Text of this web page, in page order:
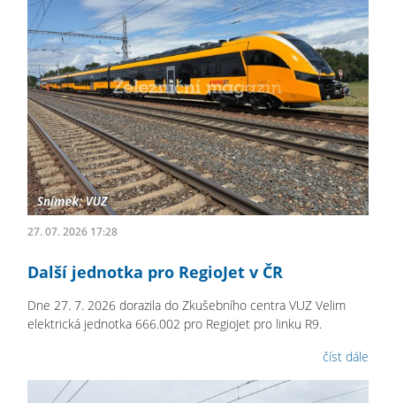
27. 07. 2026 17:28
Další jednotka pro RegioJet v ČR
Dne 27. 7. 2026 dorazila do Zkušebního centra VUZ Velim
elektrická jednotka 666.002 pro RegioJet pro linku R9.
číst dále